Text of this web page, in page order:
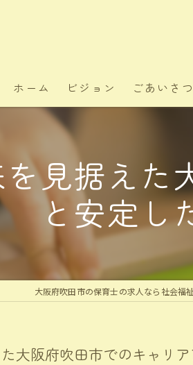
ホーム ビジョン ごあいさつ
見据えた
と安定し
大阪府吹田市の保育士の求人なら社会福
大阪府吹田市でのキャリ